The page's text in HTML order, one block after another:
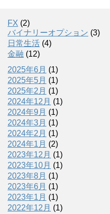
FX (2)
バイナリーオプション (3)
日常生活 (4)
金融 (12)
2025年6月 (1)
2025年5月 (1)
2025年2月 (1)
2024年12月 (1)
2024年9月 (1)
2024年3月 (1)
2024年2月 (1)
2024年1月 (2)
2023年12月 (1)
2023年10月 (1)
2023年8月 (1)
2023年6月 (1)
2023年1月 (1)
2022年12月 (1)